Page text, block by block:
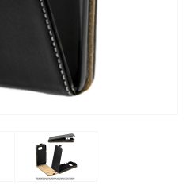
Šaljivi motivi
Najprodavanije -
Samsung
Punjači za mobitel
Sony
Držači za ruku
HDMI kabel
Adapteri za mobitel
HI-FI linije